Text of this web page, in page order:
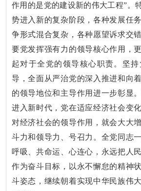
作用的是党的建设新的伟大工程”。
势进入新的复杂阶段，各种发展任
争形式混合复杂，各种愿望诉求交
要党发挥强有力的领导核心作用，
起对于全党的领导核心职责。坚
导，全面从严治党的深入推进和向
的领导地位和主导作用进一步彰显
进入新时代，党在适应经济社会变
对经济社会的领导作用，就会大大
斗力和领导力、号召力。全党同志
呼吸、共命运、心连心，永远把人
作为奋斗目标，以永不懈怠的精神
斗姿态，继续朝着实现中华民族伟